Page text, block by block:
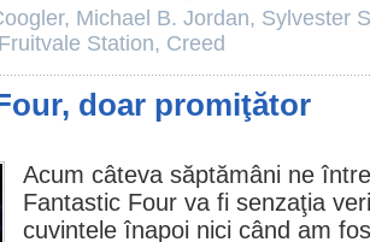
, Michael B. Jordan, Sylvester
Fruitvale Station, Creed
doar promiţător
Acum câteva săptămâni ne
Fantastic Four va fi senzaţia
cuvintele înapoi nici când am